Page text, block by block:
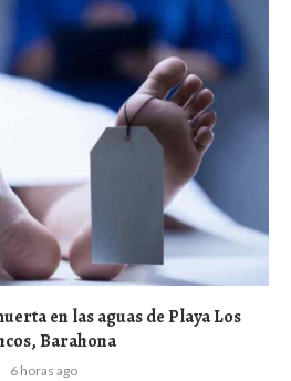
en las aguas de Playa Los
Barahona
6 horas ago